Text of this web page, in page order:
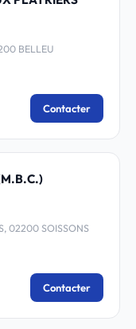
BELLEU
Contacter
02200 SOISSONS
Contacter